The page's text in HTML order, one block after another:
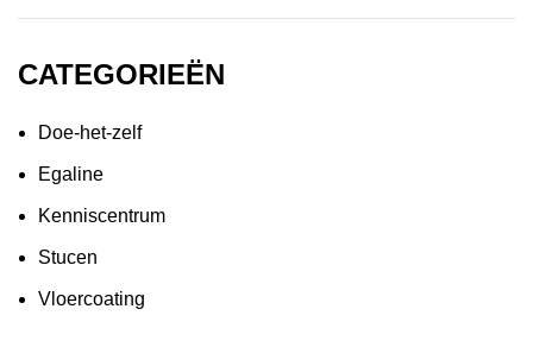
CATEGORIEËN
Doe-het-zelf
Egaline
Kenniscentrum
Stucen
Vloercoating